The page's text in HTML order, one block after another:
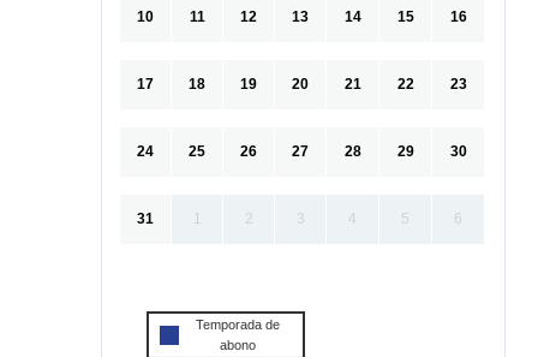
10 11 12 13 14 15 16
17 18 19 20 21 22 23
24 25 26 27 28 29 30
31 1 2 3 4 5 6
Temporada de
abono